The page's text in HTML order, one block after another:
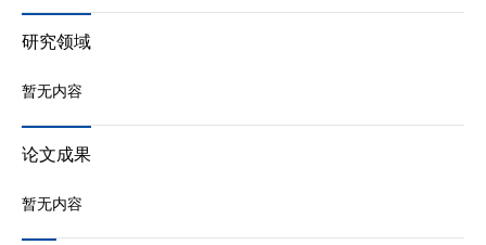
研究领域
暂无内容
论文成果
暂无内容